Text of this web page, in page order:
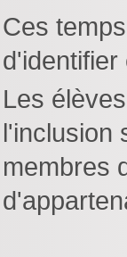
Ces
Les
l'inclusion
membres